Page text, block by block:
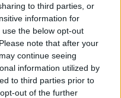
to third parties, or
information for
the below opt-out
note that after your
continue seeing
information utilized by
to third parties prior to
out of the further
igazgatók,
akiknek bizonyos
nem fogadom el, ha
magasabb polcra
partnernek, ha
megpróbálják